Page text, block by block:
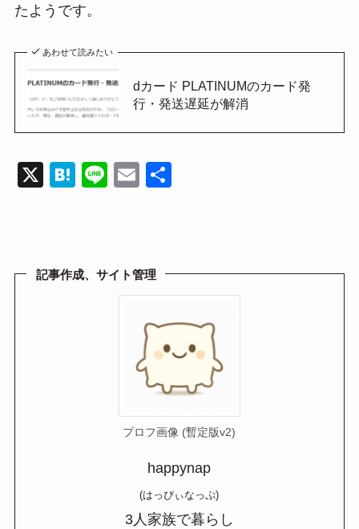
たようです。
あわせて読みたい
dカード PLATINUMのカード発
行・発送遅延が解消
X
H
a
Li
E
記事作成、サイト管理
プロフ画像 (暫定版v2)
happynap
(はっぴぃなっぷ)
3人家族で暮らし